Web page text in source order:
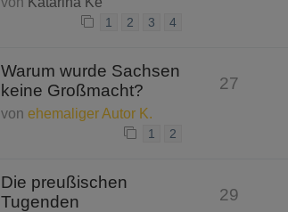
1 2 3 4
Warum wurde Sachsen
keine Großmacht?
von ehemaliger Autor K.
1 2
27
Die preußischen
Tugenden
29